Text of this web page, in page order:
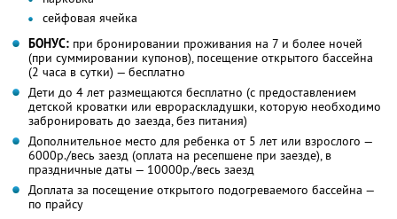
сейфовая ячейка
БОНУС: при бронировании проживания на 7 и более ночей
(при суммировании купонов), посещение открытого бассейна
(2 часа в сутки) — бесплатно
Дети до 4 лет размещаются бесплатно (с предоставлением
детской кроватки или еврораскладушки, которую необходимо
забронировать до заезда, без питания)
Дополнительное место для ребенка от 5 лет или взрослого —
6000р./весь заезд (оплата на ресепшене при заезде), в
праздничные даты — 10000р./весь заезд
Доплата за посещение открытого подогреваемого бассейна —
по прайсу